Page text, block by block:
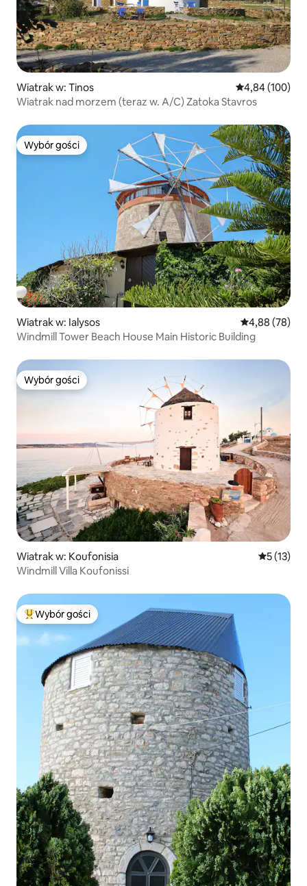
Wiatrak w: Tinos Średnia
4,84 (100)
Wiatrak nad morzem (teraz w. A/C) Zatoka Stavros
Wybór gości
Wybór gości
Wiatrak w: Ialysos Średnia
4,88 (78)
Windmill Tower Beach House Main Historic Building
Wybór gości
Wybór gości
Wiatrak w: Koufonisia Średnia
5 (13)
Windmill Villa Koufonissi
Najpopularniejsze z kategorii Wybór gości
Wybór gości